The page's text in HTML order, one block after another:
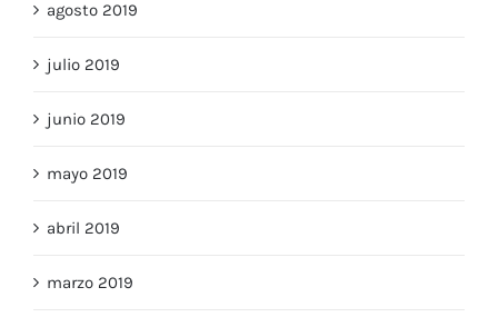
agosto 2019
julio 2019
junio 2019
mayo 2019
abril 2019
marzo 2019